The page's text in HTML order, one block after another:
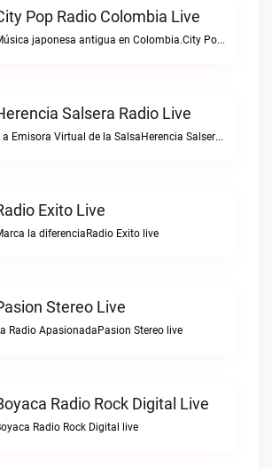
Pop Radio Colombia Live
Música japonesa antigua en Colombia.City Pop Radio Colombia live
Salsera Radio Live
L a Emisora Virtual de la SalsaHerencia Salsera Radio live
Exito Live
la diferenciaRadio Exito live
Stereo Live
Radio ApasionadaPasion Stereo live
Radio Rock Digital Live
Radio Rock Digital live